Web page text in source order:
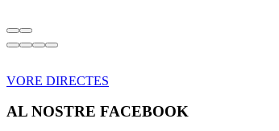
VORE DIRECTES
AL NOSTRE FACEBOOK